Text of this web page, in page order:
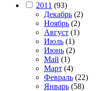
2011 (93)
Декабрь (2)
Ноябрь (2)
Август (1)
Июль (1)
Июнь (2)
Май (1)
Март (4)
Февраль (22)
Январь (58)